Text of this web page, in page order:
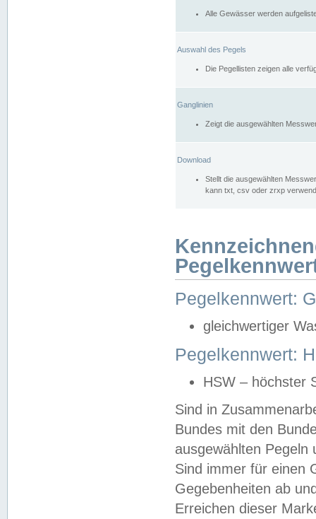
Alle Gewässer werden
Auswahl des Pegels
Die Pegellisten zeigen alle
Ganglinien
Zeigt die ausgewählten
Download
Stellt die ausgewählten
kann txt, csv oder zrxp
Pegelkennwert:
gleichwertiger
Pegelkennwert:
HSW – höchster
Sind in
Bundes mit den
ausgewählten
Sind immer für einen
Gegebenheiten ab
Erreichen dieser